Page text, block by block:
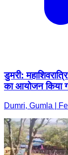
डुमरी:
का आयोजन किया
Dumri, Gumla |